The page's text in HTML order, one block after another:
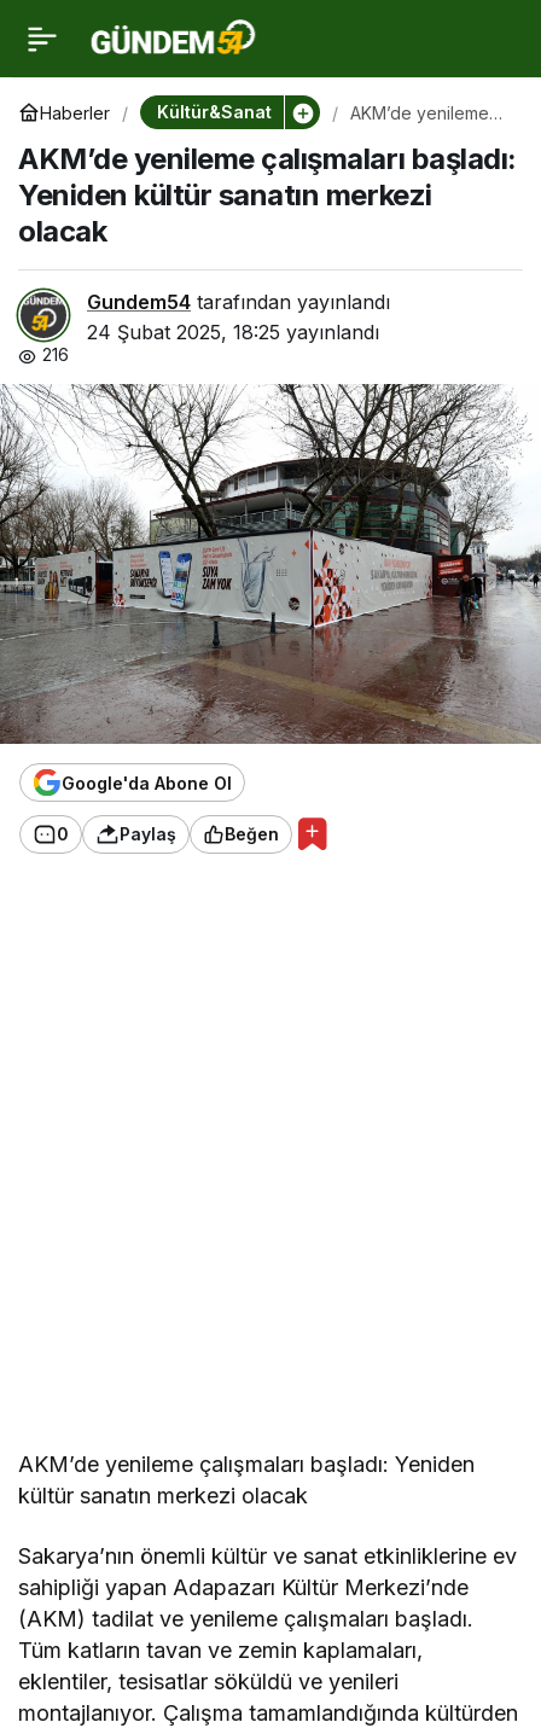
Haberler Kültür&Sanat
AKM’de yenileme
Yeniden kültür
sanatın merkezi
olacak
AKM’de yenileme çalışmaları başladı:
Yeniden kültür sanatın merkezi
olacak
Gundem54 tarafından yayınlandı
24 Şubat 2025, 18:25 yayınlandı
216
Google'da Abone Ol
0 Paylaş Beğen
AKM’de yenileme çalışmaları başladı: Yeniden
kültür sanatın merkezi olacak
Sakarya’nın önemli kültür ve sanat etkinliklerine ev
sahipliği yapan Adapazarı Kültür Merkezi’nde
(AKM) tadilat ve yenileme çalışmaları başladı.
Tüm katların tavan ve zemin kaplamaları,
eklentiler, tesisatlar söküldü ve yenileri
montajlanıyor. Çalışma tamamlandığında kültürden
AKM’de yenileme
çalışmaları başladı:
Yeniden kültür sanatın
merkezi olacak